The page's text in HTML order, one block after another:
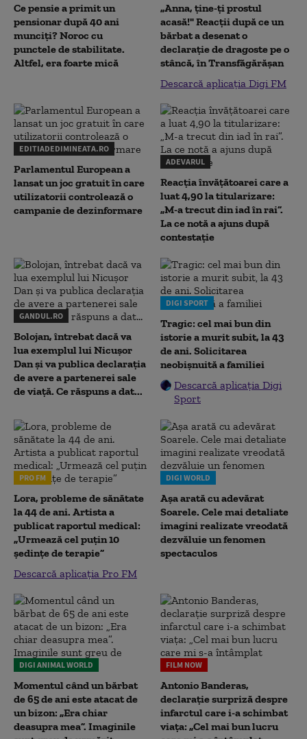
Ce pensie a primit un
pensionar după 40 ani
munciți? Noroc cu
punctele de stabilitate.
Altfel, era foarte mică
„Anna, ţine-ţi prostul
acasă!" Reacţii după ce un
bărbat a desenat o
declaraţie de dragoste pe o
stâncă, în Transfăgărăşan
Descarcă aplicația Digi FM
EDITIADEDIMINEATA.RO
Parlamentul European a
lansat un joc gratuit în care
utilizatorii controlează o
campanie de dezinformare
ADEVARUL
Reacția învățătoarei care a
luat 4,90 la titularizare:
„M-a trecut din iad în rai”.
La ce notă a ajuns după
contestație
GANDUL.RO
Bolojan, întrebat dacă va
lua exemplul lui Nicușor
Dan și va publica declarația
de avere a partenerei sale
de viață. Ce răspuns a dat...
DIGI SPORT
Tragic: cel mai bun din
istorie a murit subit, la 43
de ani. Solicitarea
neobișnuită a familiei
Descarcă aplicația Digi
Sport
PRO FM
Lora, probleme de sănătate
la 44 de ani. Artista a
publicat raportul medical:
„Urmează cel puțin 10
ședințe de terapie”
Descarcă aplicația Pro FM
DIGI WORLD
Așa arată cu adevărat
Soarele. Cele mai detaliate
imagini realizate vreodată
dezvăluie un fenomen
spectaculos
DIGI ANIMAL WORLD
Momentul când un bărbat
de 65 de ani este atacat de
un bizon: „Era chiar
deasupra mea”. Imaginile
FILM NOW
Antonio Banderas,
declarație surpriză despre
infarctul care i-a schimbat
viața: „Cel mai bun lucru